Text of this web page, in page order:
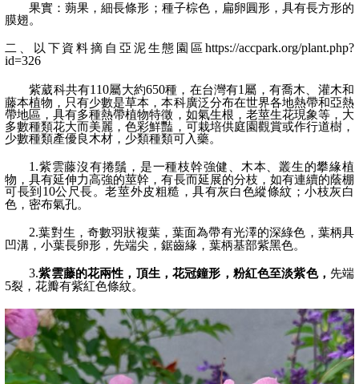
果實：蒴果，細長條形；種子棕色，扁卵圓形，具有長方形的
膜翅。
二、以下資料摘自亞泥生態園區 https://accpark.org/plant.php?
id=326
紫葳科共有110屬大約650種，在台灣有1 屬，有喬木、灌木和
藤本植物，只有少數是草本，本科廣泛分布在世界各地熱帶和亞熱
帶地區，具有多種熱帶植物特徵，如氣生根，老莖生花現象等，大
多數種類花大而美麗，色彩鮮豔，可栽培供庭園觀賞或作行道樹，
少數種類產優良木材，少類種類可入藥。
1.紫雲藤沒有捲鬚，是一種枝幹強健、木本、叢生的攀緣植
物，具有延伸力高強的莖幹，有長而延展的分枝，如有連續的蔭棚
可長到 10公尺長。老莖外皮粗糙，具有灰白色縱條紋；小枝灰白
色，密布氣孔。
2.葉對生，奇數羽狀複葉，葉面為帶有光澤的深綠色，葉柄具
凹溝，小葉長卵形，先端尖，鋸齒緣，葉柄基部紫黑色。
3.紫雲藤的花兩性，頂生，花冠鐘形，粉紅色至淡紫色， 先端
5裂，花瓣有紫紅色條紋。